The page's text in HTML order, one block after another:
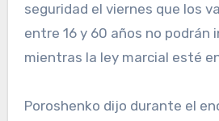
seguridad el viernes que los
entre 16 y 60 años no podrán
mientras la ley marcial esté
Poroshenko dijo durante el